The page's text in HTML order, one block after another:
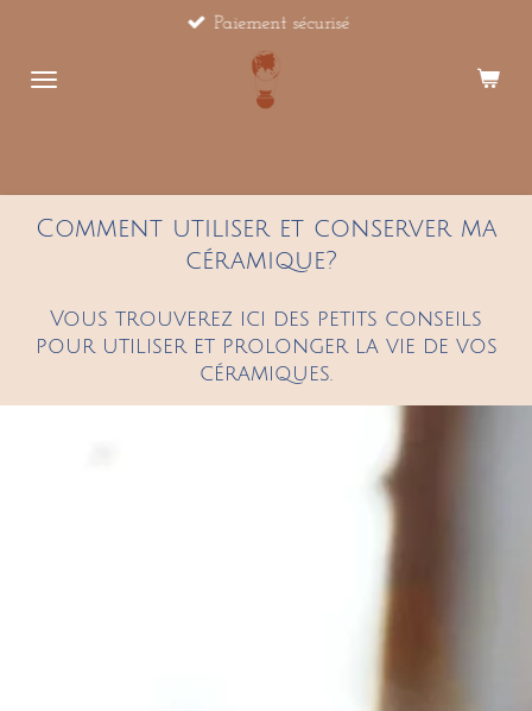
contenu
Paiement sécurisé
Comment utiliser et conserver ma
céramique?
Vous trouverez ici des petits conseils
pour utiliser et prolonger la vie de vos
céramiques.